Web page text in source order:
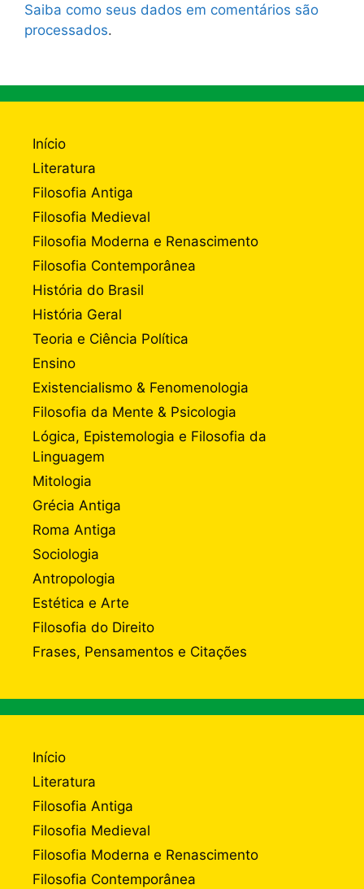
Saiba como seus dados em comentários são
processados.
Início
Literatura
Filosofia Antiga
Filosofia Medieval
Filosofia Moderna e Renascimento
Filosofia Contemporânea
História do Brasil
História Geral
Teoria e Ciência Política
Ensino
Existencialismo & Fenomenologia
Filosofia da Mente & Psicologia
Lógica, Epistemologia e Filosofia da
Linguagem
Mitologia
Grécia Antiga
Roma Antiga
Sociologia
Antropologia
Estética e Arte
Filosofia do Direito
Frases, Pensamentos e Citações
Início
Literatura
Filosofia Antiga
Filosofia Medieval
Filosofia Moderna e Renascimento
Filosofia Contemporânea